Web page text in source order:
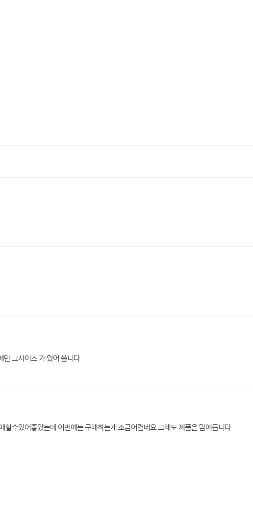
만 그사이즈 가 있어 씁니다
수있어좋았는데 이번에는 구매하는게 조금어렵네요 그래도 제품은 맘에듭니다